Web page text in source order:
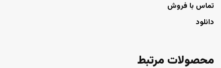
تماس با فروش
دانلود
محصولات مرتبط